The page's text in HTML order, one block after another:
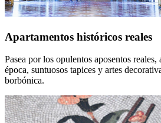
Apartamentos históricos reales
Pasea por los opulentos aposentos
época, suntuosos tapices y artes
borbónica.